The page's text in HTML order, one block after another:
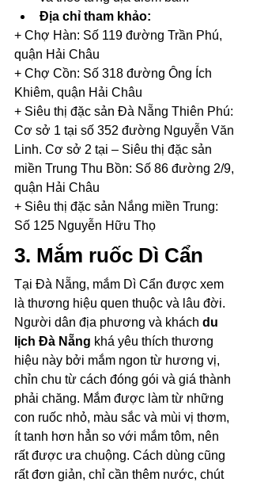
Địa chỉ tham khảo:
+ Chợ Hàn: Số 119 đường Trần Phú,
quận Hải Châu
+ Chợ Cồn: Số 318 đường Ông Ích
Khiêm, quận Hải Châu
+ Siêu thị đặc sản Đà Nẵng Thiên Phú:
Cơ sở 1 tại số 352 đường Nguyễn Văn
Linh. Cơ sở 2 tại – Siêu thị đặc sản
miền Trung Thu Bồn: Số 86 đường 2/9,
quận Hải Châu
+ Siêu thị đặc sản Nắng miền Trung:
Số 125 Nguyễn Hữu Thọ
3. Mắm ruốc Dì Cẩn
Tại Đà Nẵng, mắm Dì Cẩn được xem
là thương hiệu quen thuộc và lâu đời.
Người dân địa phương và khách du
lịch Đà Nẵng khá yêu thích thương
hiệu này bởi mắm ngon từ hương vị,
chỉn chu từ cách đóng gói và giá thành
phải chăng. Mắm được làm từ những
con ruốc nhỏ, màu sắc và mùi vị thơm,
ít tanh hơn hẳn so với mắm tôm, nên
rất được ưa chuộng. Cách dùng cũng
rất đơn giản, chỉ cần thêm nước, chút